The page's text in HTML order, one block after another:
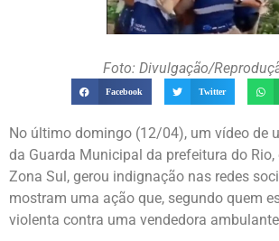
Foto: Divulgação/
Facebook Twitter
No último domingo (12/04), um vídeo de
da Guarda Municipal da prefeitura do
Zona Sul, gerou indignação nas redes
mostram uma ação que, segundo quem
violenta contra uma vendedora